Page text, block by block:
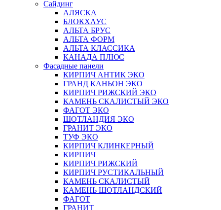
Сайдинг
АЛЯСКА
БЛОКХАУС
АЛЬТА БРУС
АЛЬТА ФОРМ
АЛЬТА КЛАССИКА
КАНАДА ПЛЮС
Фасадные панели
КИРПИЧ АНТИК ЭКО
ГРАНД КАНЬОН ЭКО
КИРПИЧ РИЖСКИЙ ЭКО
КАМЕНЬ СКАЛИСТЫЙ ЭКО
ФАГОТ ЭКО
ШОТЛАНДИЯ ЭКО
ГРАНИТ ЭКО
ТУФ ЭКО
КИРПИЧ КЛИНКЕРНЫЙ
КИРПИЧ
КИРПИЧ РИЖСКИЙ
КИРПИЧ РУСТИКАЛЬНЫЙ
КАМЕНЬ СКАЛИСТЫЙ
КАМЕНЬ ШОТЛАНДСКИЙ
ФАГОТ
ГРАНИТ